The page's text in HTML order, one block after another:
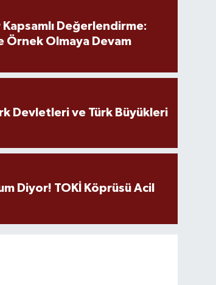
Değerlendirme:
Olmaya Devam
Devletleri ve Türk Büyükleri
Diyor! TOKİ Köprüsü Acil